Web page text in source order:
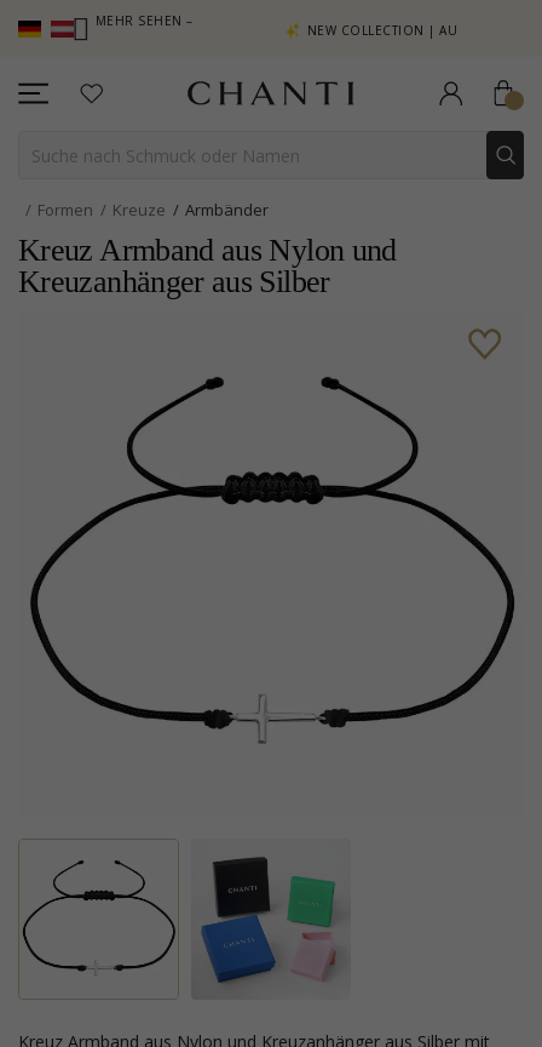
MEHR SEHEN –
HIER
NEW COLLECTION | AURA
Formen Kreuze Armbänder
Kreuz Armband aus Nylon und
Kreuzanhänger aus Silber
Kreuz Armband aus Nylon und Kreuzanhänger aus Silber mit